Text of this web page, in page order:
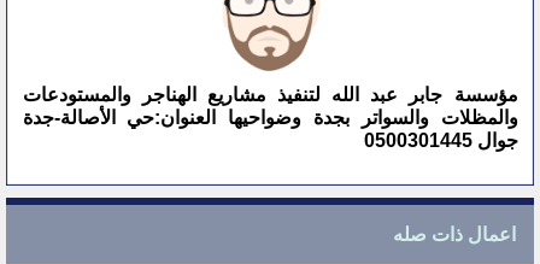
مؤسسة جابر عبد الله لتنفيذ مشاريع الهناجر والمستودعات
والمظلات والسواتر بجدة وضواحيها العنوان:حي الأصالة-جدة
جوال 0500301445
اعمال ذات صله